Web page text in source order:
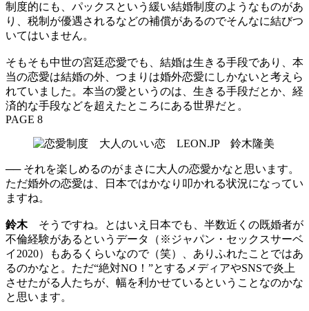
制度的にも、パックスという緩い結婚制度のようなものがあ
り、税制が優遇されるなどの補償があるのでそんなに結びつ
いてはいません。
そもそも中世の宮廷恋愛でも、結婚は生きる手段であり、本
当の恋愛は結婚の外、つまりは婚外恋愛にしかないと考えら
れていました。本当の愛というのは、生きる手段だとか、経
済的な手段などを超えたところにある世界だと。
PAGE 8
── それを楽しめるのがまさに大人の恋愛かなと思います。
ただ婚外の恋愛は、日本ではかなり叩かれる状況になってい
ますね。
鈴木そうですね。とはいえ日本でも、半数近くの既婚者が
不倫経験があるというデータ（※ジャパン・セックスサーベ
イ2020）もあるくらいなので（笑）、ありふれたことではあ
るのかなと。ただ“絶対NO！”とするメディアやSNSで炎上
させたがる人たちが、幅を利かせているということなのかな
と思います。